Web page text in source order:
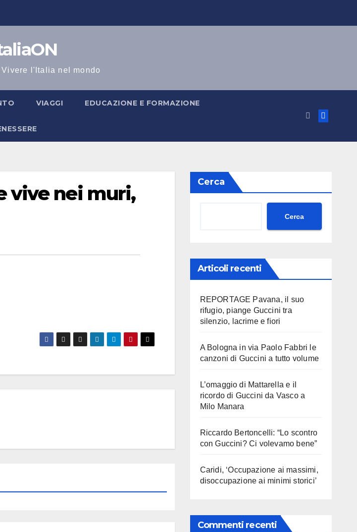
Vivere l'Italia nel mondo
VIAGGI EDUCAZIONE E FORMAZIONE
vive nei muri,
Cerca
Cerca
Articoli recenti
REPORTAGE Pavana, il suo
rifugio, piange Guccini tra
silenzio, lacrime e fiori
A Bologna in via Paolo Fabbri le
canzoni di Guccini a tutto volume
L’omaggio di Mattarella e il
ricordo di Guccini da Vasco a
Milo Manara
Riccardo Bertoncelli: “Lo scontro
con Guccini? Ci volevamo bene”
Caridi, ‘Occupazione ai massimi,
disoccupazione ai minimi storici’
Commenti recenti